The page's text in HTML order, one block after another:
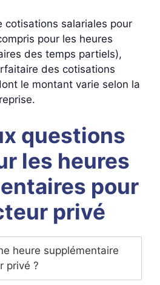
cotisations salariales pour
pour les heures
des temps partiels),
des cotisations
le montant varie selon la
questions
les heures
pour
privé
heure supplémentaire
privé ?